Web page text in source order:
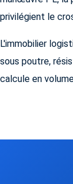
privilégient le
L'immobilier
sous poutre,
calcule en